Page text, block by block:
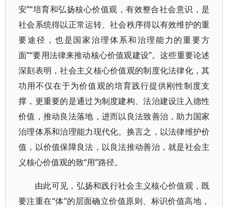
安”“培育和弘扬核心价值观，有效整合社会意识，是
社会系统得以正常运转、社会秩序得以有效维护的重
要途径，也是国家治理体系和治理能力的重要方
面”“要用法律来推动核心价值观建设”。这些重要论述
深刻表明，社会主义核心价值观的制度化法律化，其
功用不仅在于为价值观的培育践行提供刚性制度支
撑，更重要的是通过为制度建构、法治建设注入德性
价值，推动良法落地，进而以良法致善治，助力国家
治理体系和治理能力现代化。换言之，以法律维护价
值，以价值保障良法，以良法推动善治，就是社会主
义核心价值观的致“用”路径。
由此可见，弘扬和践行社会主义核心价值观，既
要注重在“体”的层面确立价值原则、标识价值高地，